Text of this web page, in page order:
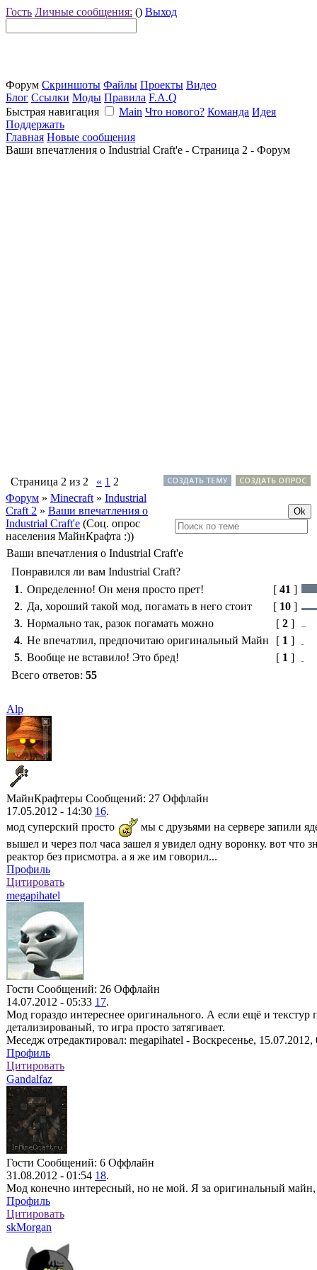
Гость Личные сообщения: () Выход
Форум Скриншоты Файлы Проекты Видео
Блог Ссылки Моды Правила F.A.Q
Быстрая навигация
Main Что нового? Команда Идея
Поддержать
Главная Новые сообщения
Ваши впечатления о Industrial Craft'е - Страница 2 - Форум
Страница 2 из 2 « 1 2
Форум » Minecraft » Industrial
Craft 2 » Ваши впечатления о
Industrial Craft'е (Соц. опрос
населения МайнКрафта :))
Ваши впечатления о Industrial Craft'е
Понравился ли вам Industrial Craft?
1. Определенно! Он меня просто прет! [ 41 ]
2. Да, хороший такой мод, погамать в него стоит [ 10 ]
3. Нормально так, разок погамать можно [ 2 ]
4. Не впечатлил, предпочитаю оригинальный Майн [ 1 ]
5. Вообще не вставило! Это бред! [ 1 ]
Всего ответов: 55
Alp
МайнКрафтеры Сообщений: 27 Оффлайн
17.05.2012 - 14:30 16.
мод суперский просто
мы с друзьями на сервере запили
вышел и через пол часа зашел я увидел одну воронку. вот что
реактор без присмотра. а я же им говорил...
Профиль
Цитировать
megapihatel
Гости Сообщений: 26 Оффлайн
14.07.2012 - 05:33 17.
Мод гораздо интереснее оригинального. А если ещё и
детализированый, то игра просто затягивает.
Меседж отредактировал: megapihatel - Воскресенье, 15.07.2012,
Профиль
Цитировать
Gandalfaz
Гости Сообщений: 6 Оффлайн
31.08.2012 - 01:54 18.
Мод конечно интересный, но не мой. Я за оригинальный майн,
Профиль
Цитировать
skMorgan